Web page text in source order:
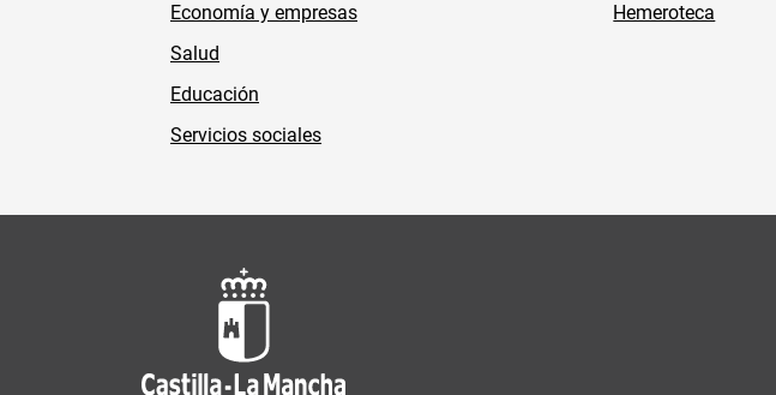
Economía y empresas
Salud
Educación
Servicios sociales
Hemeroteca